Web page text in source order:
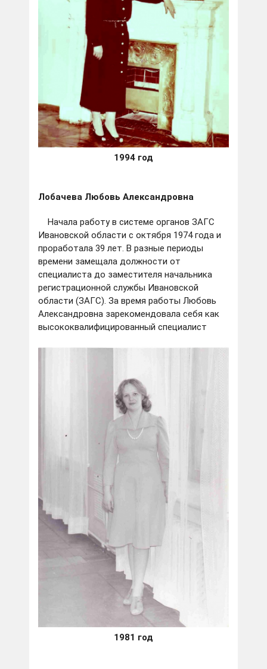
1994 год
Лобачева Любовь Александровна
Начала работу в системе органов ЗАГС
Ивановской области с октября 1974 года и
проработала 39 лет. В разные периоды
времени замещала должности от
специалиста до заместителя начальника
регистрационной службы Ивановской
области (ЗАГС). За время работы Любовь
Александровна зарекомендовала себя как
высококвалифицированный специалист
1981 год